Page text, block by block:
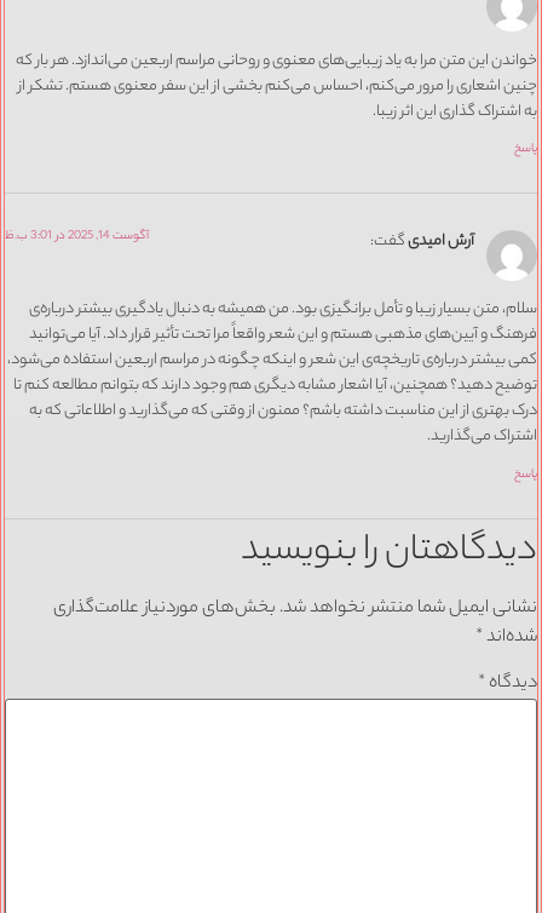
این متن مرا به یاد زیبایی‌های معنوی و روحانی مراسم اربعین می‌اندازد. هر بار که
اشعاری را مرور می‌کنم، احساس می‌کنم بخشی از این سفر معنوی هستم. تشکر از
گذاری این اثر زیبا.
آرش امیدیگفت: آگوست 14, 2025 در 3:01 ب.ظ
متن بسیار زیبا و تأمل برانگیزی بود. من همیشه به دنبال یادگیری بیشتر درباره‌ی
و آیین‌های مذهبی هستم و این شعر واقعاً مرا تحت تأثیر قرار داد. آیا می‌توانید
بیشتر درباره‌ی تاریخچه‌ی این شعر و اینکه چگونه در مراسم اربعین استفاده می‌شود،
دهید؟ همچنین، آیا اشعار مشابه دیگری هم وجود دارند که بتوانم مطالعه کنم تا
از این مناسبت داشته باشم؟ ممنون از وقتی که می‌گذارید و اطلاعاتی که به
می‌گذارید.
را بنویسید
ایمیل شما منتشر نخواهد شد.بخش‌های موردنیاز علامت‌گذاری
*
*